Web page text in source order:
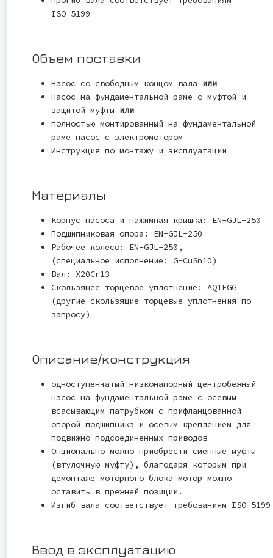
ISO 5199
Объем поставки
Насос со свободным концом вала или
Насос на фундаментальной раме с муфтой и
защитой муфты или
полностью монтированный на фундаментальной
раме насос с электромотором
Инструкция по монтажу и эксплуатации
Материалы
Корпус насоса и нажимная крышка: EN-GJL-250
Подшипниковая опора: EN-GJL-250
Рабочее колесо: EN-GJL-250,
(специальное исполнение: G-CuSn10)
Вал: X20Cr13
Скользящее торцевое уплотнение: AQ1EGG
(другие скользящие торцевые уплотнения по
запросу)
Описание/конструкция
одноступенчатый низконапорный центробежный
насос на фундаментальной раме с осевым
всасывающим патрубком с прифланцованной
опорой подшипника и осевым креплением для
подвижно подсоединенных приводов
Опционально можно приобрести сменные муфты
(втулочную муфту), благодаря которым при
демонтаже моторного блока мотор можно
оставить в прежней позиции.
Изгиб вала соответствует требованиям ISO 5199
Ввод в эксплуатацию